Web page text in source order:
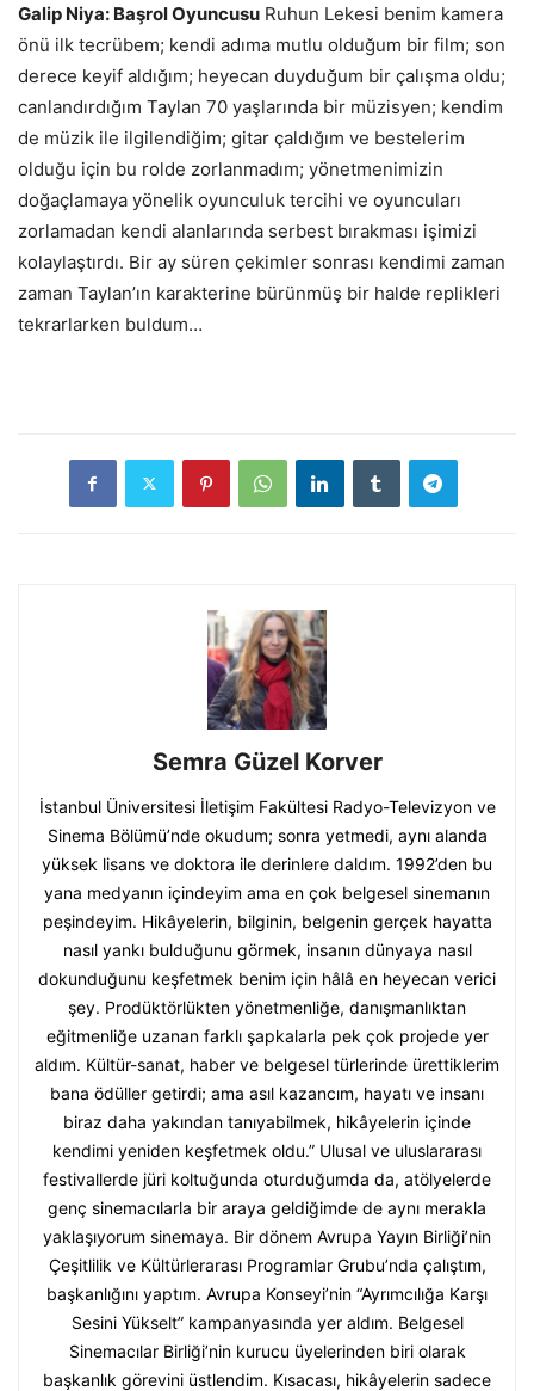
Galip Niya: Başrol Oyuncusu Ruhun Lekesi benim kamera
önü ilk tecrübem; kendi adıma mutlu olduğum bir film; son
derece keyif aldığım; heyecan duyduğum bir çalışma oldu;
canlandırdığım Taylan 70 yaşlarında bir müzisyen; kendim
de müzik ile ilgilendiğim; gitar çaldığım ve bestelerim
olduğu için bu rolde zorlanmadım; yönetmenimizin
doğaçlamaya yönelik oyunculuk tercihi ve oyuncuları
zorlamadan kendi alanlarında serbest bırakması işimizi
kolaylaştırdı. Bir ay süren çekimler sonrası kendimi zaman
zaman Taylan’ın karakterine bürünmüş bir halde replikleri
tekrarlarken buldum…
Semra Güzel Korver
İstanbul Üniversitesi İletişim Fakültesi Radyo-Televizyon ve
Sinema Bölümü’nde okudum; sonra yetmedi, aynı alanda
yüksek lisans ve doktora ile derinlere daldım. 1992’den bu
yana medyanın içindeyim ama en çok belgesel sinemanın
peşindeyim. Hikâyelerin, bilginin, belgenin gerçek hayatta
nasıl yankı bulduğunu görmek, insanın dünyaya nasıl
dokunduğunu keşfetmek benim için hâlâ en heyecan verici
şey. Prodüktörlükten yönetmenliğe, danışmanlıktan
eğitmenliğe uzanan farklı şapkalarla pek çok projede yer
aldım. Kültür-sanat, haber ve belgesel türlerinde ürettiklerim
bana ödüller getirdi; ama asıl kazancım, hayatı ve insanı
biraz daha yakından tanıyabilmek, hikâyelerin içinde
kendimi yeniden keşfetmek oldu.” Ulusal ve uluslararası
festivallerde jüri koltuğunda oturduğumda da, atölyelerde
genç sinemacılarla bir araya geldiğimde de aynı merakla
yaklaşıyorum sinemaya. Bir dönem Avrupa Yayın Birliği’nin
Çeşitlilik ve Kültürlerarası Programlar Grubu’nda çalıştım,
başkanlığını yaptım. Avrupa Konseyi’nin “Ayrımcılığa Karşı
Sesini Yükselt” kampanyasında yer aldım. Belgesel
Sinemacılar Birliği’nin kurucu üyelerinden biri olarak
başkanlık görevini üstlendim. Kısacası, hikâyelerin sadece